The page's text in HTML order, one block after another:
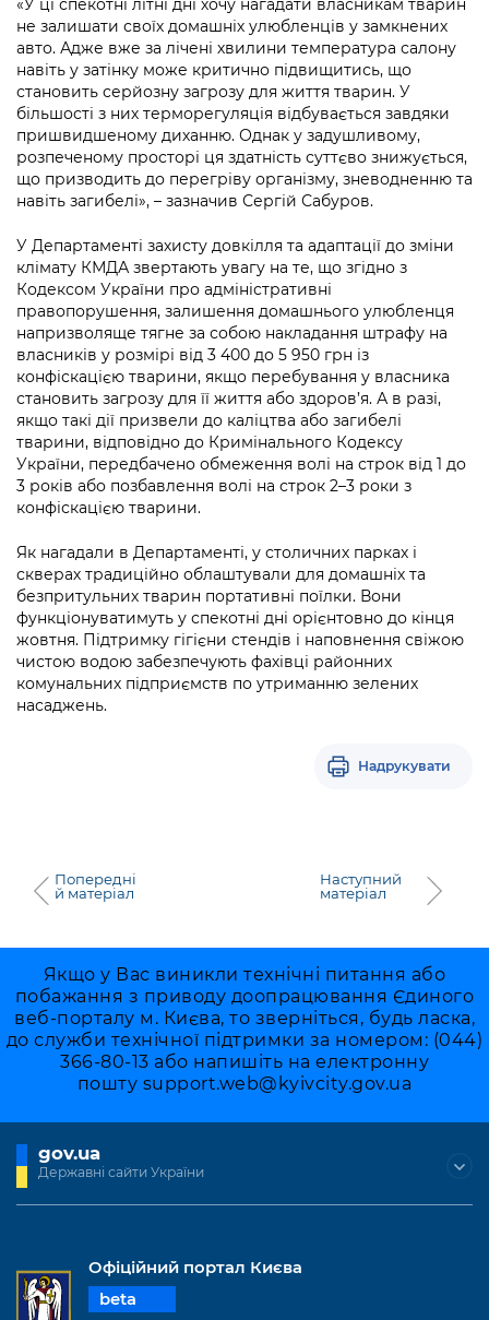
Підприємства, установи, організації
Kyiv International Relations
Річні звіти
Гендерна політика
Безбар'єрність
Київська міська військова адміністрація
Портал Захисників та Захисниць
Безбар'єрність
Портал послуг
Міський застосунок Київ Цифровий
Важливе під час воєнного стану
Уряд» – місцевий рівень»
Важливе під час воєнного стану
Про відкриті дані
Портал даних Києва
Публічні дашборди
«У ці спекотні літні дні хочу нагадати власникам тварин
не залишати своїх домашніх улюбленців у замкнених
авто. Адже вже за лічені хвилини температура салону
навіть у затінку може критично підвищитись, що
становить серйозну загрозу для життя тварин. У
більшості з них терморегуляція відбувається завдяки
пришвидшеному диханню. Однак у задушливому,
розпеченому просторі ця здатність суттєво знижується,
що призводить до перегріву організму, зневодненню та
навіть загибелі», – зазначив Сергій Сабуров.
У Департаменті захисту довкілля та адаптації до зміни
клімату КМДА звертають увагу на те, що згідно з
Кодексом України про адміністративні
правопорушення, залишення домашнього улюбленця
напризволяще тягне за собою накладання штрафу на
власників у розмірі від 3 400 до 5 950 грн із
конфіскацією тварини, якщо перебування у власника
становить загрозу для її життя або здоров’я. А в разі,
якщо такі дії призвели до каліцтва або загибелі
тварини, відповідно до Кримінального Кодексу
України, передбачено обмеження волі на строк від 1 до
3 років або позбавлення волі на строк 2–3 роки з
конфіскацією тварини.
Як нагадали в Департаменті, у столичних парках і
скверах традиційно облаштували для домашніх та
безпритульних тварин портативні поїлки. Вони
функціонуватимуть у спекотні дні орієнтовно до кінця
жовтня. Підтримку гігієни стендів і наповнення свіжою
чистою водою забезпечують фахівці районних
комунальних підприємств по утриманню зелених
насаджень.
Надрукувати
Попередні
й матеріал
Наступний
матеріал
Якщо у Вас виникли технічні питання або
побажання з приводу доопрацювання Єдиного
веб-порталу м. Києва, то зверніться, будь ласка,
до служби технічної підтримки за номером: (044)
366-80-13 або напишіть на електронну
пошту support.web@kyivcity.gov.ua
gov.ua
Державні сайти України
Офіційний портал Києва
beta